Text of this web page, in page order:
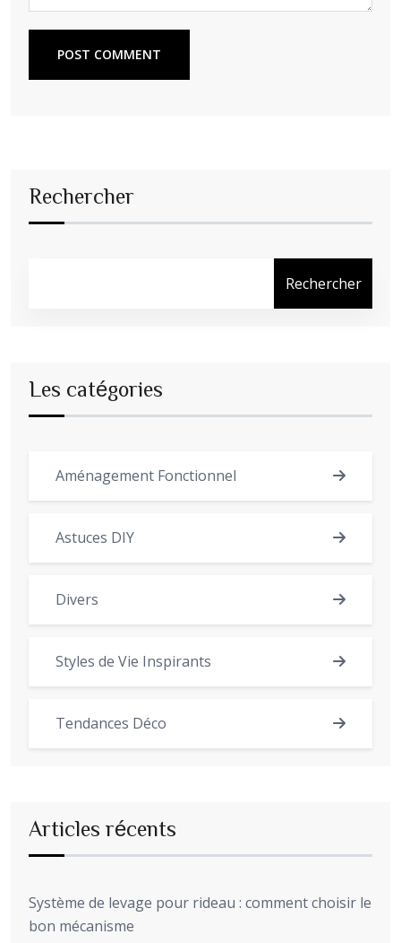
POST COMMENT
Rechercher
Rechercher
Les catégories
Aménagement Fonctionnel
Astuces DIY
Divers
Styles de Vie Inspirants
Tendances Déco
Articles récents
Système de levage pour rideau : comment choisir le
bon mécanisme